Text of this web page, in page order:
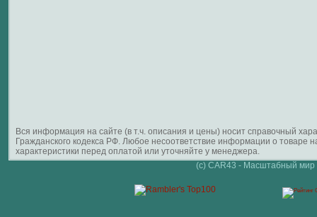
Вся информация на сайте (в т.ч. описания и цены) носит справочный
Гражданского кодекса РФ. Любое несоответствие информации о
характеристики перед оплатой или уточняйте у менеджера.
(c) CAR43 - Масштабный мир